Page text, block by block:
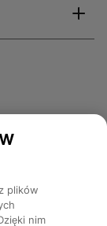
plików
nim